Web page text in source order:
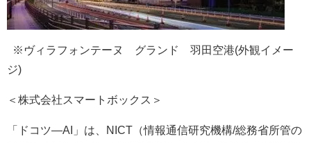
※ヴィラフォンテーヌ グランド 羽田空港(外観イメー
ジ)
＜株式会社スマートボックス＞
「ドコツ―AI」は、NICT（情報通信研究機構/総務省所管の